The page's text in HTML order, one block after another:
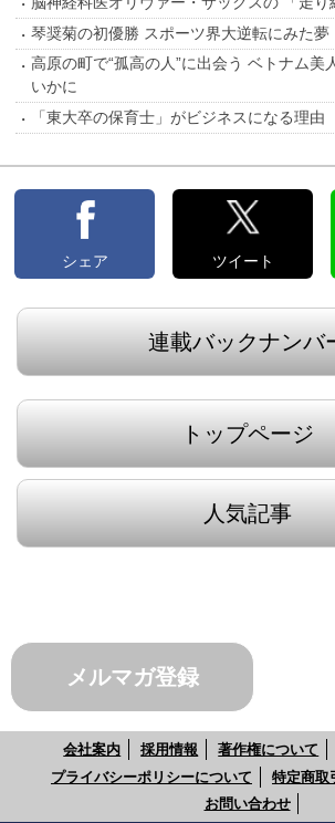
琴奨菊の初優勝 スポーツ界大逆転にみた夢
高原の町で“孤高の人”に出会う ベトナム美
いかに
「東大卒の保育士」がビジネスになる理由
シェア ツイート
連載バックナンバ
トップページ
人気記事
メルマガ登録
会社案内 採用情報 著作権について
プライバシーポリシーについて
特定商取
お問い合わせ